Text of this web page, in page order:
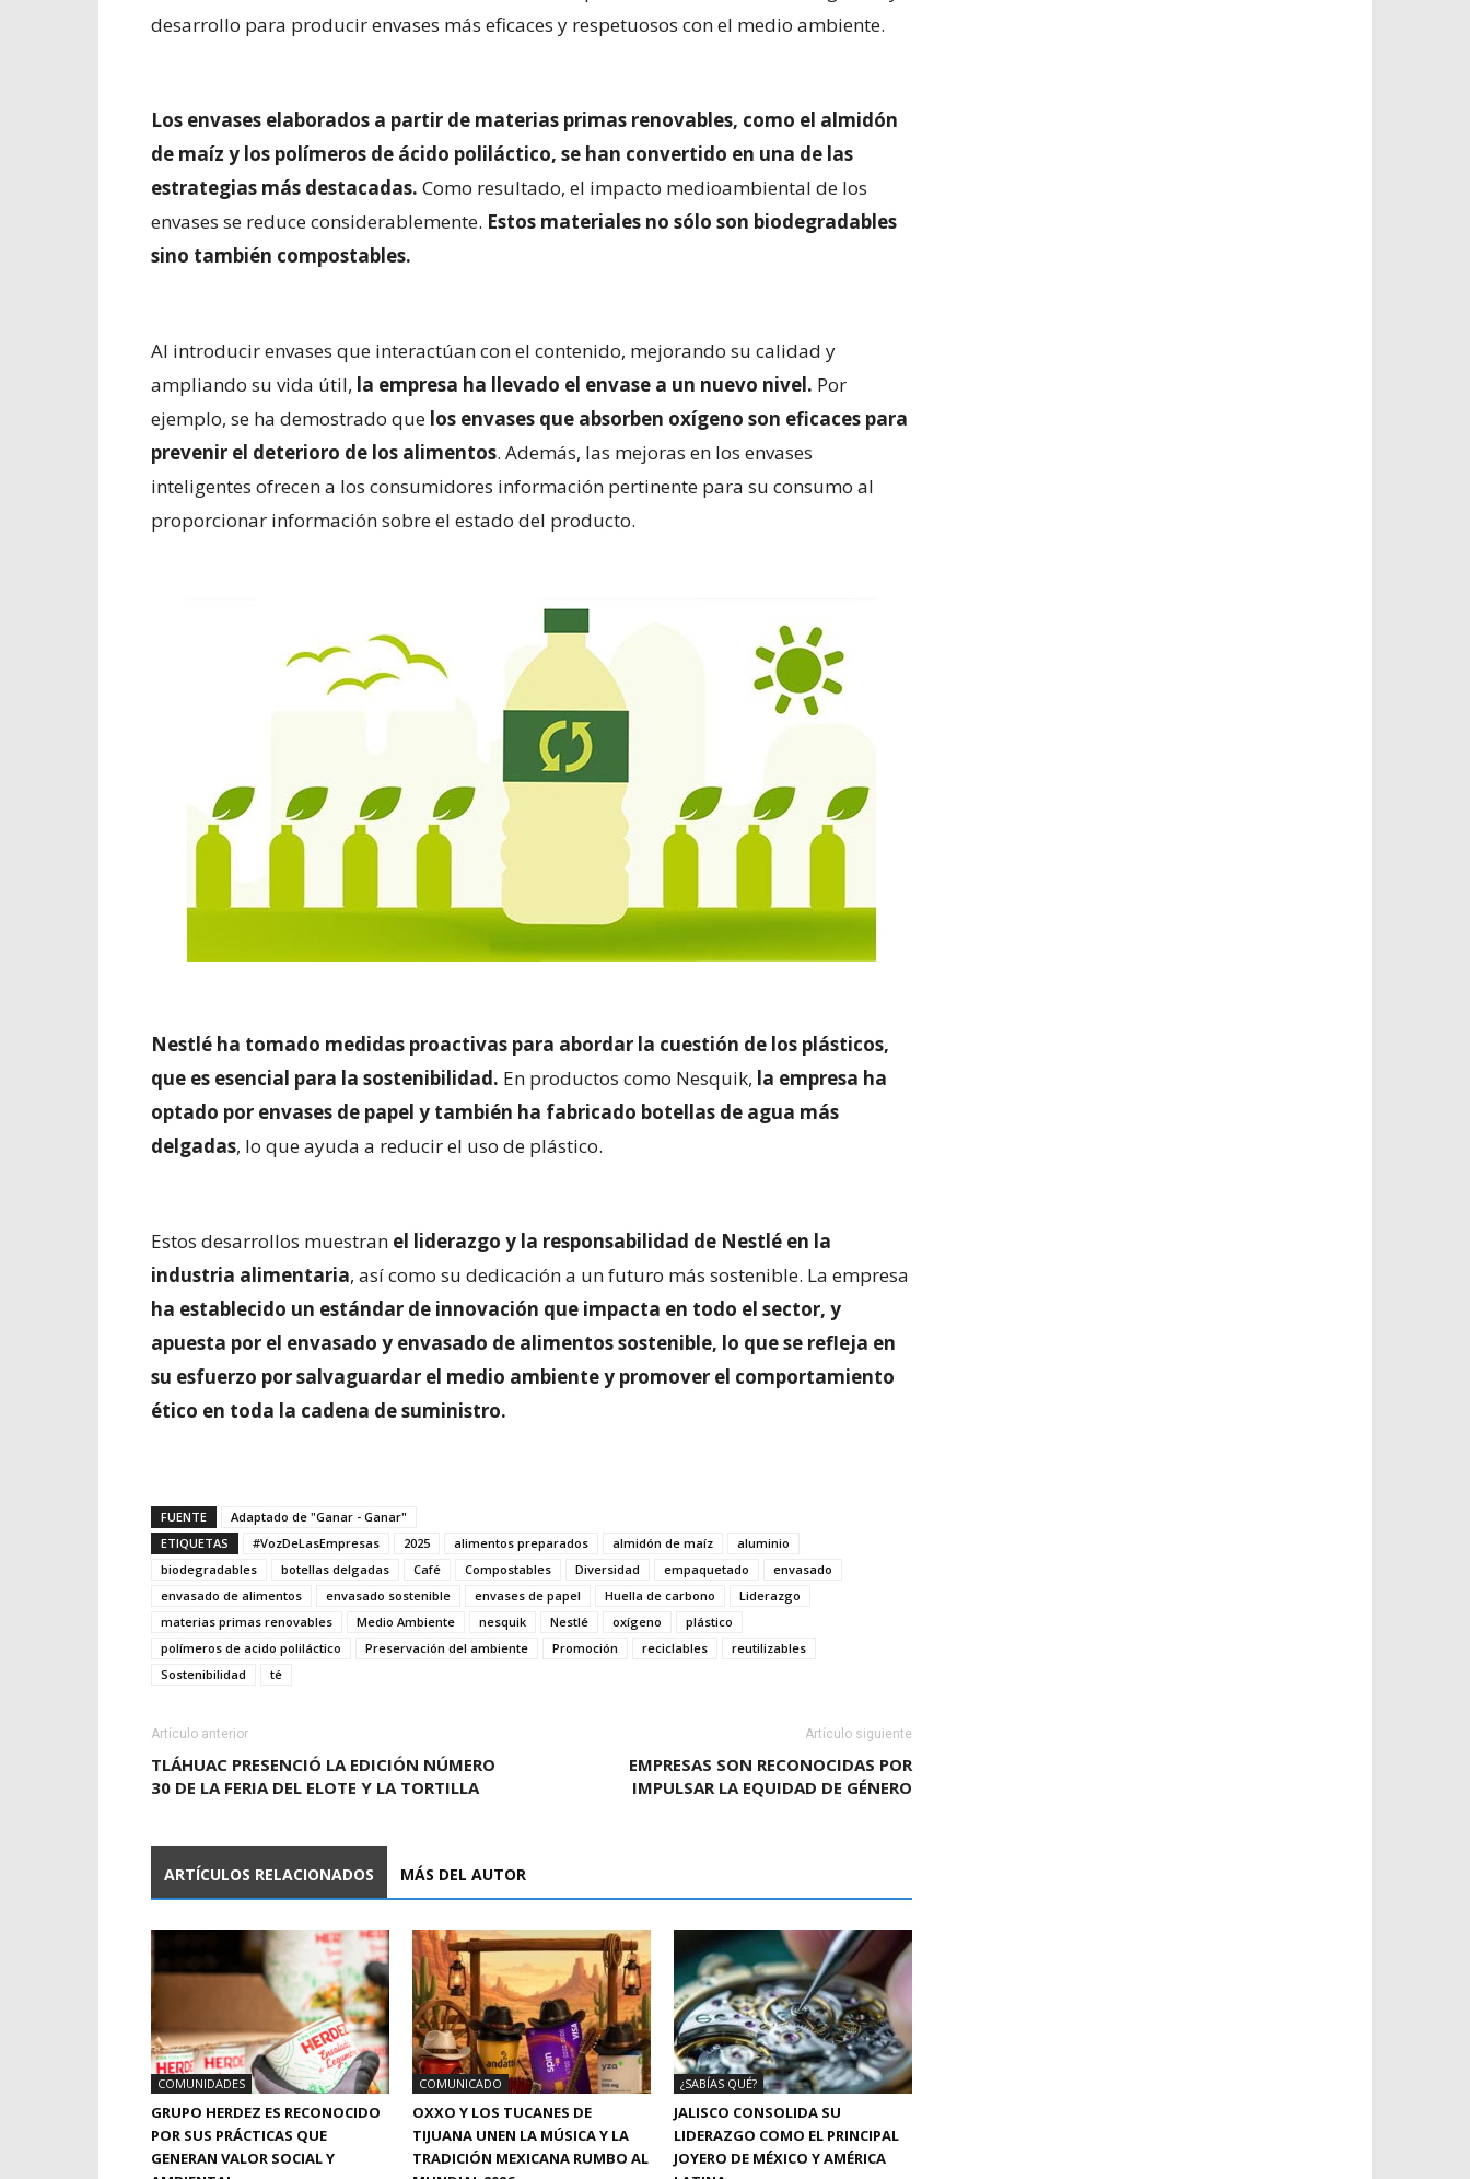
desarrollo para producir envases más eficaces y respetuosos con el medio ambiente.
Los envases elaborados a partir de materias primas renovables, como el almidón
de maíz y los polímeros de ácido poliláctico, se han convertido en una de las
estrategias más destacadas. Como resultado, el impacto medioambiental de los
envases se reduce considerablemente. Estos materiales no sólo son biodegradables
sino también compostables.
Al introducir envases que interactúan con el contenido, mejorando su calidad y
ampliando su vida útil, la empresa ha llevado el envase a un nuevo nivel. Por
ejemplo, se ha demostrado que los envases que absorben oxígeno son eficaces para
prevenir el deterioro de los alimentos. Además, las mejoras en los envases
inteligentes ofrecen a los consumidores información pertinente para su consumo al
proporcionar información sobre el estado del producto.
Nestlé ha tomado medidas proactivas para abordar la cuestión de los plásticos,
que es esencial para la sostenibilidad. En productos como Nesquik, la empresa ha
optado por envases de papel y también ha fabricado botellas de agua más
delgadas, lo que ayuda a reducir el uso de plástico.
Estos desarrollos muestran el liderazgo y la responsabilidad de Nestlé en la
industria alimentaria, así como su dedicación a un futuro más sostenible. La empresa
ha establecido un estándar de innovación que impacta en todo el sector, y
apuesta por el envasado y envasado de alimentos sostenible, lo que se refleja en
su esfuerzo por salvaguardar el medio ambiente y promover el comportamiento
ético en toda la cadena de suministro.
FUENTE
Adaptado de "Ganar - Ganar"
ETIQUETAS
#VozDeLasEmpresas 2025 alimentos preparados almidón de maíz
aluminio
biodegradables
botellas delgadas Café Compostables Diversidad empaquetado
envasado
envasado de alimentos
envasado sostenible envases de papel Huella de carbono
Liderazgo
materias primas renovables
Medio Ambiente nesquik Nestlé oxígeno
plástico
polímeros de acido poliláctico
Preservación del ambiente Promoción reciclables
reutilizables
Sostenibilidad
té
Artículo anterior
TLÁHUAC PRESENCIÓ LA EDICIÓN NÚMERO
30 DE LA FERIA DEL ELOTE Y LA TORTILLA
Artículo siguiente
EMPRESAS SON RECONOCIDAS POR
IMPULSAR LA EQUIDAD DE GÉNERO
ARTÍCULOS RELACIONADOS MÁS DEL AUTOR
COMUNIDADES
GRUPO HERDEZ ES RECONOCIDO
POR SUS PRÁCTICAS QUE
GENERAN VALOR SOCIAL Y
COMUNICADO
OXXO Y LOS TUCANES DE
TIJUANA UNEN LA MÚSICA Y LA
TRADICIÓN MEXICANA RUMBO AL
¿SABÍAS QUÉ?
JALISCO CONSOLIDA SU
LIDERAZGO COMO EL PRINCIPAL
JOYERO DE MÉXICO Y AMÉRICA